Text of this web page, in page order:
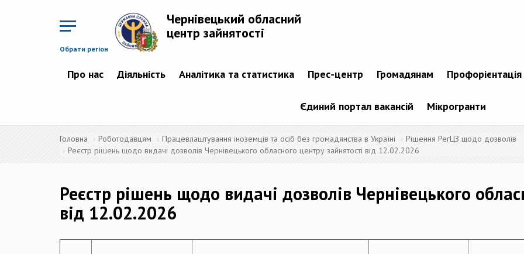
Обрати регіон
Чернівецький обласний
центр зайнятості
Про нас Діяльність Аналітика та статистика Прес-центр Громадянам Профорієнтація
Єдиний портал вакансій Мікрогранти
Головна Роботодавцям Працевлаштування іноземців та осіб без громадянства в Україні
Рішення РегЦЗ щодо дозволів
Реєстр рішень щодо видачі дозволів Чернівецького обласного центру зайнятості від 12.02.2026
Реєстр рішень щодо видачі дозволів Чернівецького
від 12.02.2026